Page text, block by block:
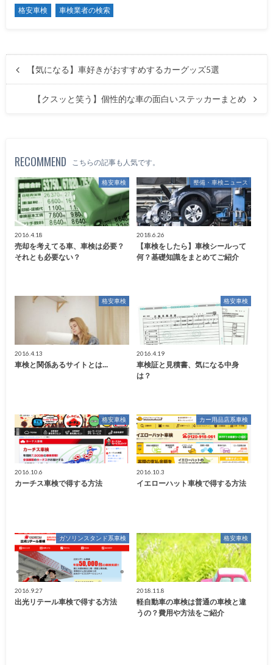
格安車検 車検業者の検索
【気になる】車好きがおすすめするカーグッズ5選
【クスッと笑う】個性的な車の面白いステッカーまとめ
RECOMMEND こちらの記事も人気です。
格安車検
2016.4.18
売却を考えてる車、車検は必要？
それとも必要ない？
整備・車検ニュース
2018.6.26
【車検をしたら】車検シールって
何？基礎知識をまとめてご紹介
格安車検
2016.4.13
車検と関係あるサイトとは...
格安車検
2016.4.19
車検証と見積書、気になる中身
は？
格安車検
2016.10.6
カーチス車検で得する方法
カー用品店系車検
2016.10.3
イエローハット車検で得する方法
ガソリンスタンド系車検
2016.9.27
出光リテール車検で得する方法
格安車検
2018.11.8
軽自動車の車検は普通の車検と違
うの？費用や方法をご紹介